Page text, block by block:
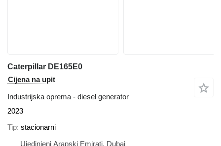
Caterpillar DE165E0
Cijena na upit
Industrijska oprema - diesel generator
2023
Tip stacionarni
Ujedinjeni Arapski Emirati, Dubai